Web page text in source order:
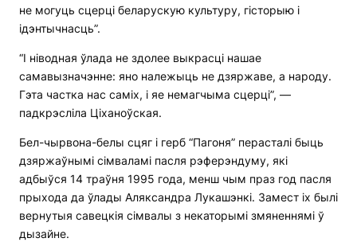
не могуць сцерці беларускую культуру, гісторыю і
ідэнтычнасць”.
“І ніводная ўлада не здолее выкрасці нашае
самавызначэнне: яно належыць не дзяржаве, а народу.
Гэта частка нас саміх, і яе немагчыма сцерці”, —
падкрэсліла Ціханоўская.
Бел-чырвона-белы сцяг і герб “Пагоня” перасталі быць
дзяржаўнымі сімваламі пасля рэферэндуму, які
адбыўся 14 траўня 1995 года, менш чым праз год пасля
прыхода да ўлады Аляксандра Лукашэнкі. Замест іх былі
вернутыя савецкія сімвалы з некаторымі змяненнямі ў
дызайне.